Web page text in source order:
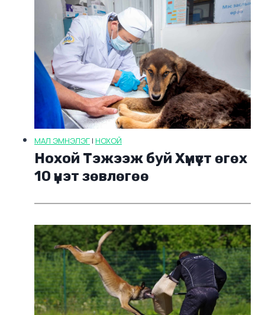
МАЛ ЭМНЭЛЭГ | НОХОЙ
Нохой Тэжээж буй Хүмүүст өгөх
10 үнэт зөвлөгөө